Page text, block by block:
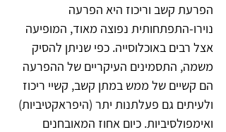
הפרעת קשב וריכוז היא הפרעה
נוירו-התפתחותית נפוצה מאוד, המופיעה
אצל רבים באוכלוסייה. כפי שניתן להסיק
משמה, התסמינים העיקריים של ההפרעה
הם קשיים של ממש במתן קשב, קשיי ריכוז
ולעיתים גם פעלתנות יתר (היפראקטיביות)
ואימפולסיביות. כיום אחוז המאובחנים